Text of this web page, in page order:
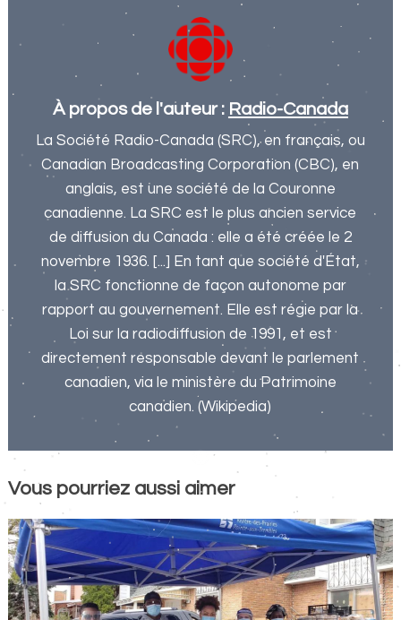
À propos de l'auteur : Radio-Canada
La Société Radio-Canada (SRC), en français, ou
Canadian Broadcasting Corporation (CBC), en
anglais, est une société de la Couronne
canadienne. La SRC est le plus ancien service
de diffusion du Canada : elle a été créée le 2
novembre 1936. [...] En tant que société d'État,
la SRC fonctionne de façon autonome par
rapport au gouvernement. Elle est régie par la
Loi sur la radiodiffusion de 1991, et est
directement responsable devant le parlement
canadien, via le ministère du Patrimoine
canadien. (Wikipedia)
Vous pourriez aussi aimer